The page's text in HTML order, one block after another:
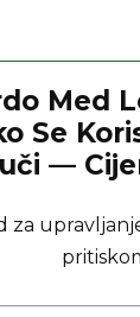
Med
Se
—
za